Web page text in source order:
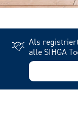
Als
alle SIHGA